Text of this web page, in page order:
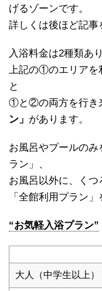
げるゾーンです。
詳しくは後ほど記事
入浴料金は2種類あり
上記の①のエリアを
と
①と②の両方を行き
ン」 があります。
お風呂やプールの
ラン」、
お風呂以外に、く
「全館利用プラン
“お気軽入浴プラン”
大人（中学生以上）